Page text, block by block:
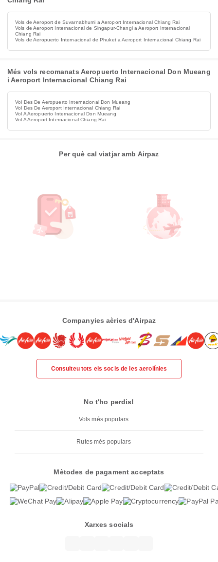
Vols de Aeroport de Suvarnabhumi a Aeroport Internacional Chiang Rai
Vols de Aeroport Internacional de Singapur-Changi a Aeroport Internacional
Chiang Rai
Vols de Aeropuerto Internacional de Phuket a Aeroport Internacional Chiang Rai
Més vols recomanats Aeropuerto Internacional Don Mueang
i Aeroport Internacional Chiang Rai
Vol Des De Aeropuerto Internacional Don Mueang
Vol Des De Aeroport Internacional Chiang Rai
Vol A Aeropuerto Internacional Don Mueang
Vol A Aeroport Internacional Chiang Rai
Per què cal viatjar amb Airpaz
Companyies aèries d'Airpaz
Consulteu tots els socis de les aerolínies
No t'ho perdis!
Vols més populars
Rutes més populars
Mètodes de pagament acceptats
Xarxes socials